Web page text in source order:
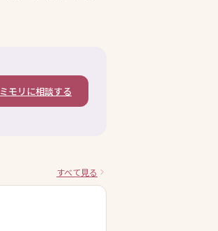
ミモリに相談する
すべて見る